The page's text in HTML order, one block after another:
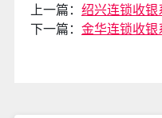
上一篇： 绍兴连锁收
下一篇： 金华连锁收